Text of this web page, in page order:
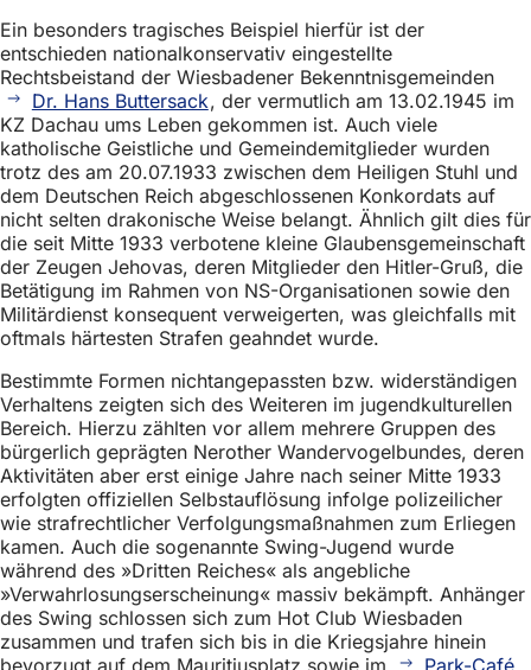
Ein besonders tragisches Beispiel hierfür ist der
entschieden nationalkonservativ eingestellte
Rechtsbeistand der Wiesbadener Bekenntnisgemeinden
Dr. Hans Buttersack, der vermutlich am 13.02.1945 im
KZ Dachau ums Leben gekommen ist. Auch viele
katholische Geistliche und Gemeindemitglieder wurden
trotz des am 20.07.1933 zwischen dem Heiligen Stuhl und
dem Deutschen Reich abgeschlossenen Konkordats auf
nicht selten drakonische Weise belangt. Ähnlich gilt dies für
die seit Mitte 1933 verbotene kleine Glaubensgemeinschaft
der Zeugen Jehovas, deren Mitglieder den Hitler-Gruß, die
Betätigung im Rahmen von NS-Organisationen sowie den
Militärdienst konsequent verweigerten, was gleichfalls mit
oftmals härtesten Strafen geahndet wurde.
Bestimmte Formen nichtangepassten bzw. widerständigen
Verhaltens zeigten sich des Weiteren im jugendkulturellen
Bereich. Hierzu zählten vor allem mehrere Gruppen des
bürgerlich geprägten Nerother Wandervogelbundes, deren
Aktivitäten aber erst einige Jahre nach seiner Mitte 1933
erfolgten offiziellen Selbstauflösung infolge polizeilicher
wie strafrechtlicher Verfolgungsmaßnahmen zum Erliegen
kamen. Auch die sogenannte Swing-Jugend wurde
während des »Dritten Reiches« als angebliche
»Verwahrlosungserscheinung« massiv bekämpft. Anhänger
des Swing schlossen sich zum Hot Club Wiesbaden
zusammen und trafen sich bis in die Kriegsjahre hinein
bevorzugt auf dem Mauritiusplatz sowie im
Park-Café